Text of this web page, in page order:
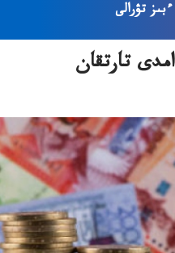
ءبىز تۋرالى